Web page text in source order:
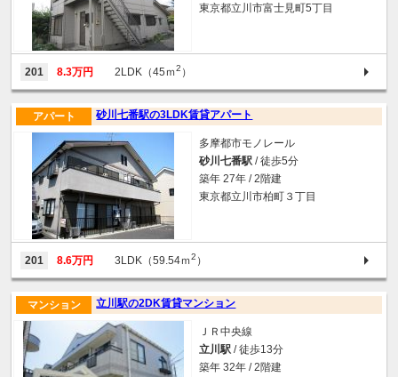
東京都立川市富士見町5丁目
201 8.3万円 2LDK（45ｍ2 ）
砂川七番駅の3LDK賃貸アパート
アパート
多摩都市モノレール
砂川七番駅 / 徒歩5分
築年 27年 / 2階建
東京都立川市柏町３丁目
201 8.6万円 3LDK（59.54ｍ2 ）
立川駅の2DK賃貸マンション
マンション
ＪＲ中央線
立川駅 / 徒歩13分
築年 32年 / 2階建